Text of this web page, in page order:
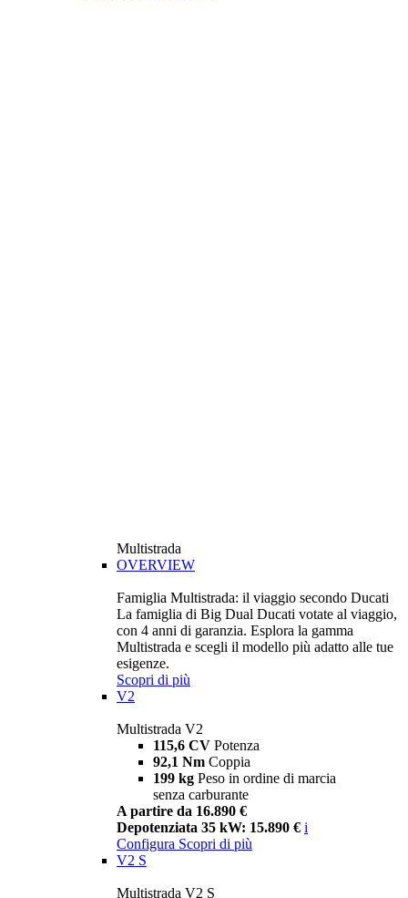
Multistrada
OVERVIEW
Famiglia Multistrada: il viaggio secondo Ducati
La famiglia di Big Dual Ducati votate al viaggio,
con 4 anni di garanzia. Esplora la gamma
Multistrada e scegli il modello più adatto alle tue
esigenze.
Scopri di più
V2
Multistrada V2
115,6 CV Potenza
92,1 Nm Coppia
199 kg Peso in ordine di marcia
senza carburante
A partire da 16.890 €
Depotenziata 35 kW: 15.890 € i
Configura Scopri di più
V2 S
Multistrada V2 S